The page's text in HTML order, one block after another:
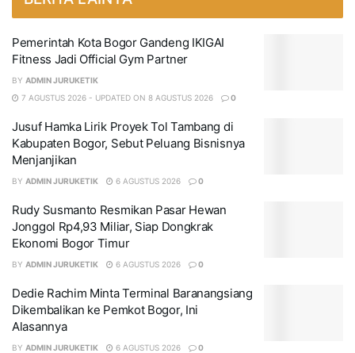
Pemerintah Kota Bogor Gandeng IKIGAI
Fitness Jadi Official Gym Partner
BY ADMIN JURUKETIK
7 AGUSTUS 2026 - UPDATED ON 8 AGUSTUS 2026
0
Jusuf Hamka Lirik Proyek Tol Tambang di
Kabupaten Bogor, Sebut Peluang Bisnisnya
Menjanjikan
BY ADMIN JURUKETIK 6 AGUSTUS 2026 0
Rudy Susmanto Resmikan Pasar Hewan
Jonggol Rp4,93 Miliar, Siap Dongkrak
Ekonomi Bogor Timur
BY ADMIN JURUKETIK 6 AGUSTUS 2026 0
Dedie Rachim Minta Terminal Baranangsiang
Dikembalikan ke Pemkot Bogor, Ini
Alasannya
BY ADMIN JURUKETIK 6 AGUSTUS 2026 0